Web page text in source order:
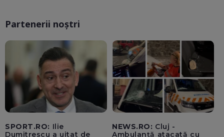
Partenerii noștri
SPORT.RO: Ilie
Dumitrescu a uitat de
NEWS.RO: Cluj -
Ambulanță atacată cu